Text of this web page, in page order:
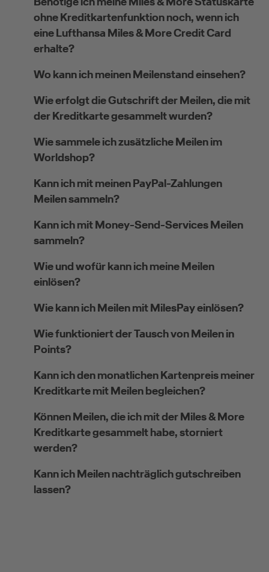
ohne Kreditkartenfunktion noch, wenn ich
eine Lufthansa Miles & More Credit Card
erhalte?
Wo kann ich meinen Meilenstand einsehen?
Wie erfolgt die Gutschrift der Meilen, die mit
der Kreditkarte gesammelt wurden?
Wie sammele ich zusätzliche Meilen im
Worldshop?
Kann ich mit meinen PayPal-Zahlungen
Meilen sammeln?
Kann ich mit Money-Send-Services Meilen
sammeln?
Wie und wofür kann ich meine Meilen
einlösen?
Wie kann ich Meilen mit MilesPay einlösen?
Wie funktioniert der Tausch von Meilen in
Points?
Kann ich den monatlichen Kartenpreis meiner
Kreditkarte mit Meilen begleichen?
Können Meilen, die ich mit der Miles & More
Kreditkarte gesammelt habe, storniert
werden?
Kann ich Meilen nachträglich gutschreiben
lassen?